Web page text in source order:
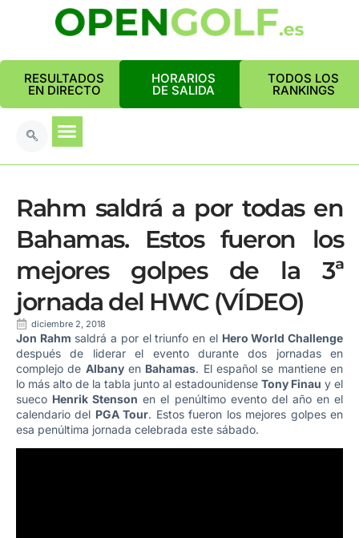
RESULTADOS
EN DIRECTO
HORARIOS
DE SALIDA
TODOS LOS
RANKINGS
Rahm saldrá a por todas en
Bahamas. Estos fueron los
mejores golpes de la 3ª
jornada del HWC (VÍDEO)
diciembre 2, 2018
Jon Rahm saldrá a por el triunfo en el Hero World Challenge
después de liderar el evento durante dos jornadas en
complejo de Albanyen Bahamas. El español se mantiene en
lo más alto de la tabla junto al estadounidense Tony Finau y el
sueco Henrik Stenson en el penúltimo evento del año en el
calendario del PGA Tour. Estos fueron los mejores golpes en
esa penúltima jornada celebrada este sábado.